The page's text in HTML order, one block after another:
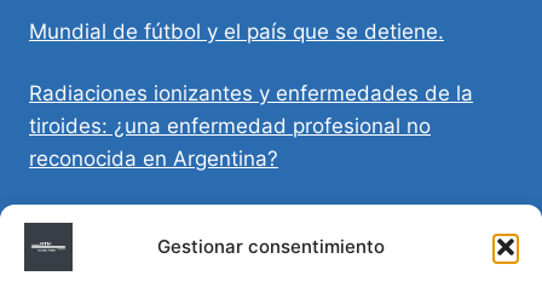
Gestionar consentimiento
Mundial de fútbol y el país que se detiene.
Radiaciones ionizantes y enfermedades de la
tiroides: ¿una enfermedad profesional no
reconocida en Argentina?
Directivas Médicas Anticipadas en Córdoba:
requisitos, registro y validez legal